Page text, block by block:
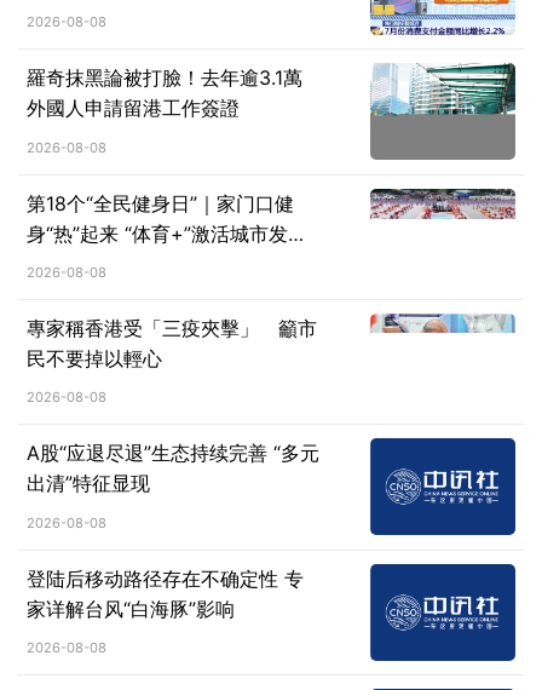
2026-08-08
羅奇抹黑論被打臉！去年逾3.1萬
外國人申請留港工作簽證
2026-08-08
第18个“全民健身日”｜家门口健
身“热”起来 “体育+”激活城市发展
新动能
2026-08-08
專家稱香港受「三疫夾擊」 籲市
民不要掉以輕心
2026-08-08
A股“应退尽退”生态持续完善 “多元
出清”特征显现
2026-08-08
登陆后移动路径存在不确定性 专
家详解台风“白海豚”影响
2026-08-08